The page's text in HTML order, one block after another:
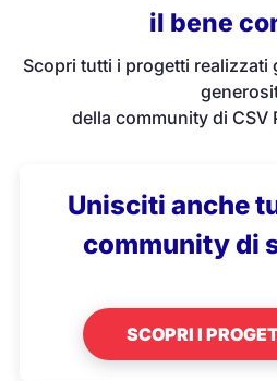
il bene
Scopri tutti i progetti realizzati
della community di CSV
Unisciti anche
community di
SCOPRI I